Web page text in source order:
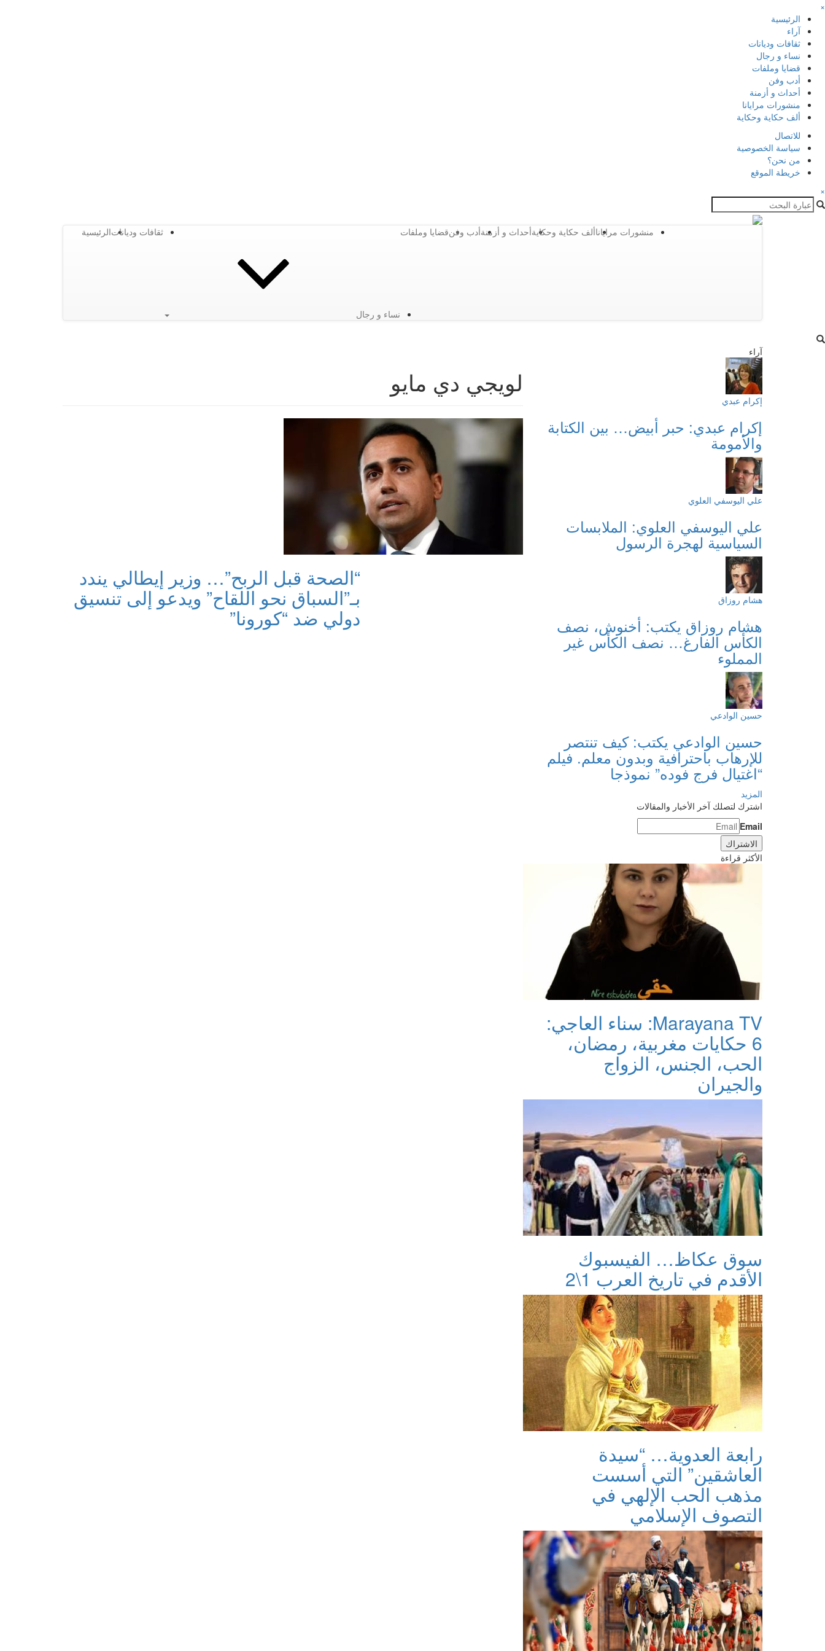
×
الرئيسية
آراء
ثقافات وديانات
نساء و رجال
قضايا وملفات
أدب وفن
أحداث و أزمنة
منشورات مرايانا
ألف حكاية وحكاية
للاتصال
سياسة الخصوصية
من نحن؟
خريطة الموقع
×
الرئيسيةثقافات وديانات
نساء و رجال
قضايا وملفاتأدب وفنأحداث و أزمنةألف حكاية وحكايةمنشورات مرايانا
لويجي دي مايو
“الصحة قبل الربح”… وزير إيطالي يندد
بـ”السباق نحو اللقاح” ويدعو إلى تنسيق
دولي ضد “كورونا”
آراء
إكرام عبدي
إكرام عبدي: حبر أبيض… بين الكتابة
والأمومة
علي اليوسفي العلوي
علي اليوسفي العلوي: الملابسات
السياسية لهجرة الرسول
هشام روزاق
هشام روزاق يكتب: أخنوش، نصف
الكأس الفارغ… نصف الكأس غير
المملوء
حسين الوادعي
حسين الوادعي يكتب: كيف تنتصر
للإرهاب باحترافية وبدون معلم. فيلم
“اغتيال فرج فوده” نموذجا
المزيد
اشترك لتصلك آخر الأخبار والمقالات
Email
الأكثر قراءة
Marayana TV: سناء العاجي:
6 حكايات مغربية، رمضان،
الحب، الجنس، الزواج
والجيران
سوق عكاظ… الفيسبوك
الأقدم في تاريخ العرب 1\2
رابعة العدوية… “سيدة
العاشقين” التي أسست
مذهب الحب الإلهي في
التصوف الإسلامي